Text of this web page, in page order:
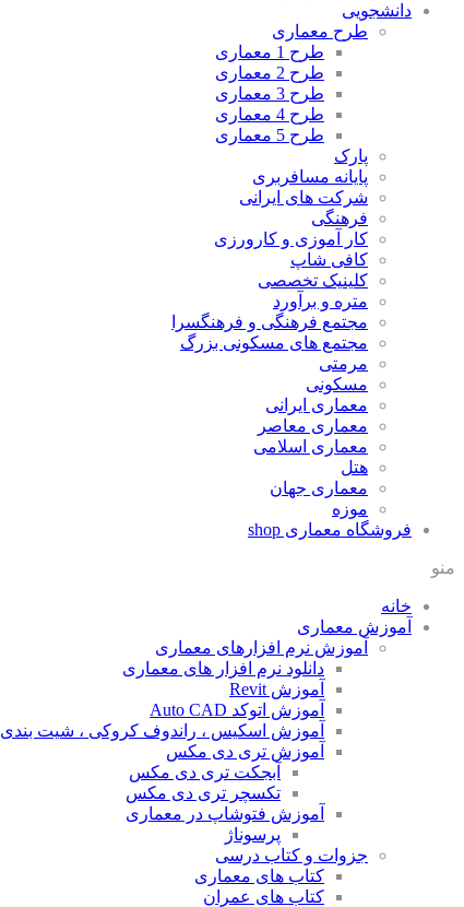
دانشجویی
طرح معماری
طرح 1 معماری
طرح 2 معماری
طرح 3 معماری
طرح 4 معماری
طرح 5 معماری
پارک
پایانه مسافربری
شرکت های ایرانی
فرهنگی
کار آموزی و کارورزی
کافی شاپ
کلینیک تخصصی
متره و برآورد
مجتمع فرهنگی و فرهنگسرا
مجتمع های مسکونی بزرگ
مرمتی
مسکونی
معماری ایرانی
معماری معاصر
معماری اسلامی
هتل
معماری جهان
موزه
فروشگاه معماری shop
منو
خانه
آموزش معماری
آموزش نرم افزارهای معماری
دانلود نرم افزار های معماری
آموزش Revit
آموزش اتوکد Auto CAD
آموزش اسکیس ، راندوف کروکی ، شیت بندی
آموزش تری دی مکس
آبجکت تری دی مکس
تکسچر تری دی مکس
آموزش فتوشاپ در معماری
پرسوناژ
جزوات و کتاب درسی
کتاب های معماری
کتاب های عمران